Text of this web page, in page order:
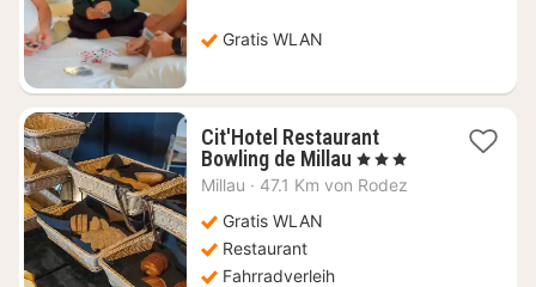
Gratis WLAN
Cit'Hotel Restaurant
Bowling de Millau 1
Nacht
, 3 Sterne
Millau · 47.1 Km von Rodez
Gratis WLAN
Restaurant
Fahrradverleih